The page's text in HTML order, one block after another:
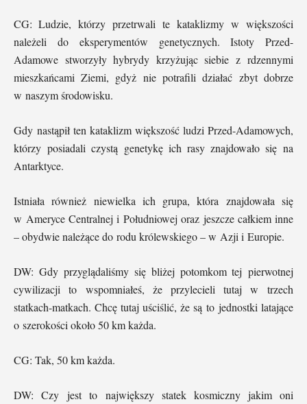
CG: Ludzie, którzy przetrwali te kataklizmy w większości
należeli do eksperymentów genetycznych. Istoty Przed-
Adamowe stworzyły hybrydy krzyżując siebie z rdzennymi
mieszkańcami Ziemi, gdyż nie potrafili działać zbyt dobrze
w naszym środowisku.
Gdy nastąpił ten kataklizm większość ludzi Przed-Adamowych,
którzy posiadali czystą genetykę ich rasy znajdowało się na
Antarktyce.
Istniała również niewielka ich grupa, która znajdowała się
w Ameryce Centralnej i Południowej oraz jeszcze całkiem inne
– obydwie należące do rodu królewskiego – w Azji i Europie.
DW: Gdy przyglądaliśmy się bliżej potomkom tej pierwotnej
cywilizacji to wspomniałeś, że przylecieli tutaj w trzech
statkach-matkach. Chcę tutaj uściślić, że są to jednostki latające
o szerokości około 50 km każda.
CG: Tak, 50 km każda.
DW: Czy jest to największy statek kosmiczny jakim oni